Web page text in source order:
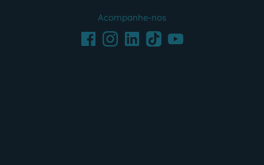
Acompanhe-nos
FacebookInstagramLinkedInTikTokYoutube